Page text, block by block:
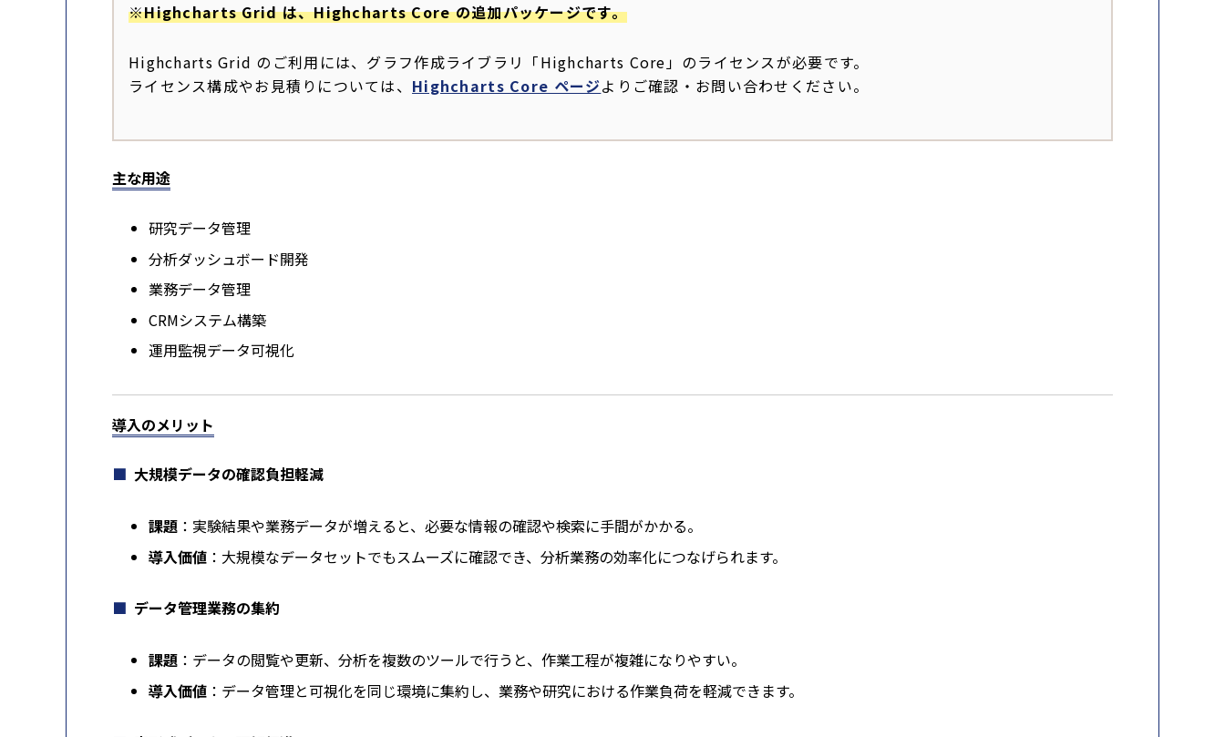
※Highcharts Grid は、Highcharts Core の追加パッケージです。
Highcharts Grid のご利用には、グラフ作成ライブラリ「Highcharts Core」のライセンスが必要です。
ライセンス構成やお見積りについては、 Highcharts Core ページよりご確認・お問い合わせください。
主な用途
研究データ管理
分析ダッシュボード開発
業務データ管理
CRMシステム構築
運用監視データ可視化
導入のメリット
大規模データの確認負担軽減
課題 ：実験結果や業務データが増えると、必要な情報の確認や検索に手間がかかる。
導入価値 ：大規模なデータセットでもスムーズに確認でき、分析業務の効率化につなげられます。
データ管理業務の集約
課題 ：データの閲覧や更新、分析を複数のツールで行うと、作業工程が複雑になりやすい。
導入価値 ：データ管理と可視化を同じ環境に集約し、業務や研究における作業負荷を軽減できます。